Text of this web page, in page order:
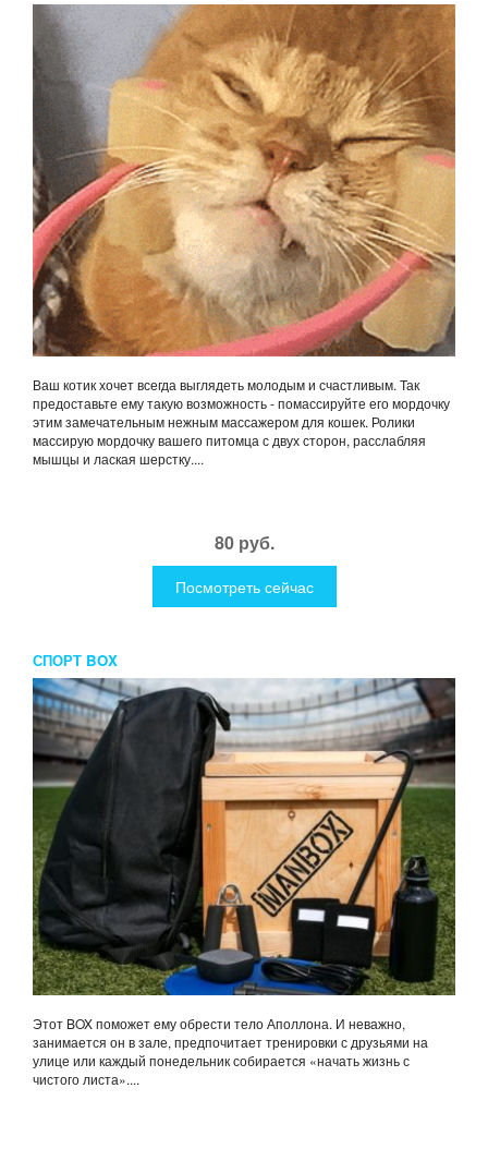
Ваш котик хочет всегда выглядеть молодым и счастливым. Так
предоставьте ему такую возможность - помассируйте его мордочку
этим замечательным нежным массажером для кошек. Ролики
массирую мордочку вашего питомца с двух сторон, расслабляя
мышцы и лаская шерстку....
80 руб.
Посмотреть сейчас
СПОРТ BOX
Этот BOX поможет ему обрести тело Аполлона. И неважно,
занимается он в зале, предпочитает тренировки с друзьями на
улице или каждый понедельник собирается «начать жизнь с
чистого листа»....